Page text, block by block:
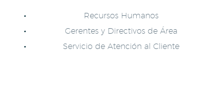
Recursos Humanos
Gerentes y Directivos de Área
Servicio de Atención al Cliente